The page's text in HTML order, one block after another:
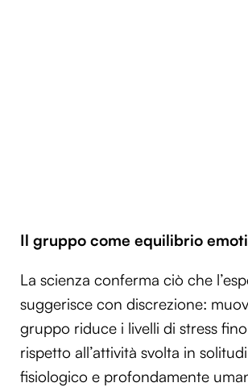
Il gruppo come equilibrio
La scienza conferma ciò che
suggerisce con discrezione:
gruppo riduce i livelli di stress
rispetto all’attività svolta in
fisiologico e profondamente